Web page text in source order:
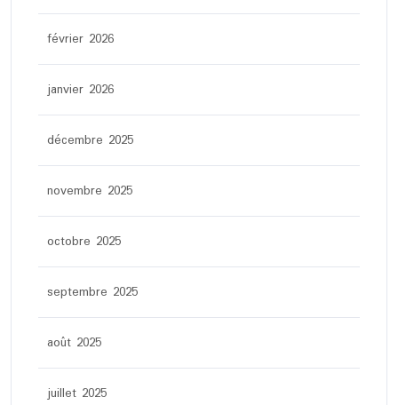
février 2026
janvier 2026
décembre 2025
novembre 2025
octobre 2025
septembre 2025
août 2025
juillet 2025